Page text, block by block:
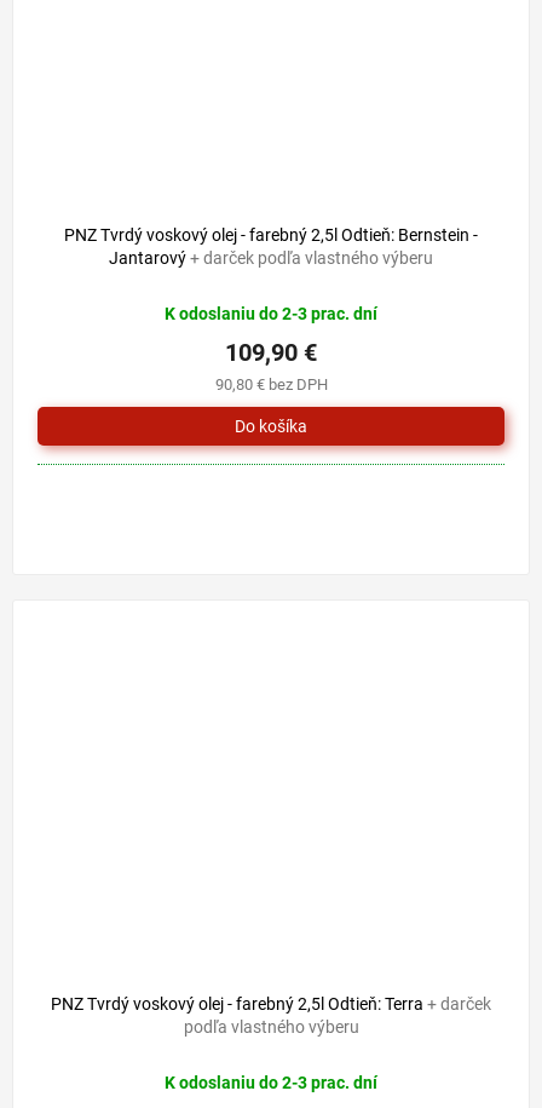
PNZ Tvrdý voskový olej - farebný 2,5l Odtieň: Bernstein -
Jantarový+ darček podľa vlastného výberu
K odoslaniu do 2-3 prac. dní
90,80 € bez DPH
109,90 €
PNZ Tvrdý voskový olej - farebný 2,5l Odtieň: Terra + darček
podľa vlastného výberu
K odoslaniu do 2-3 prac. dní